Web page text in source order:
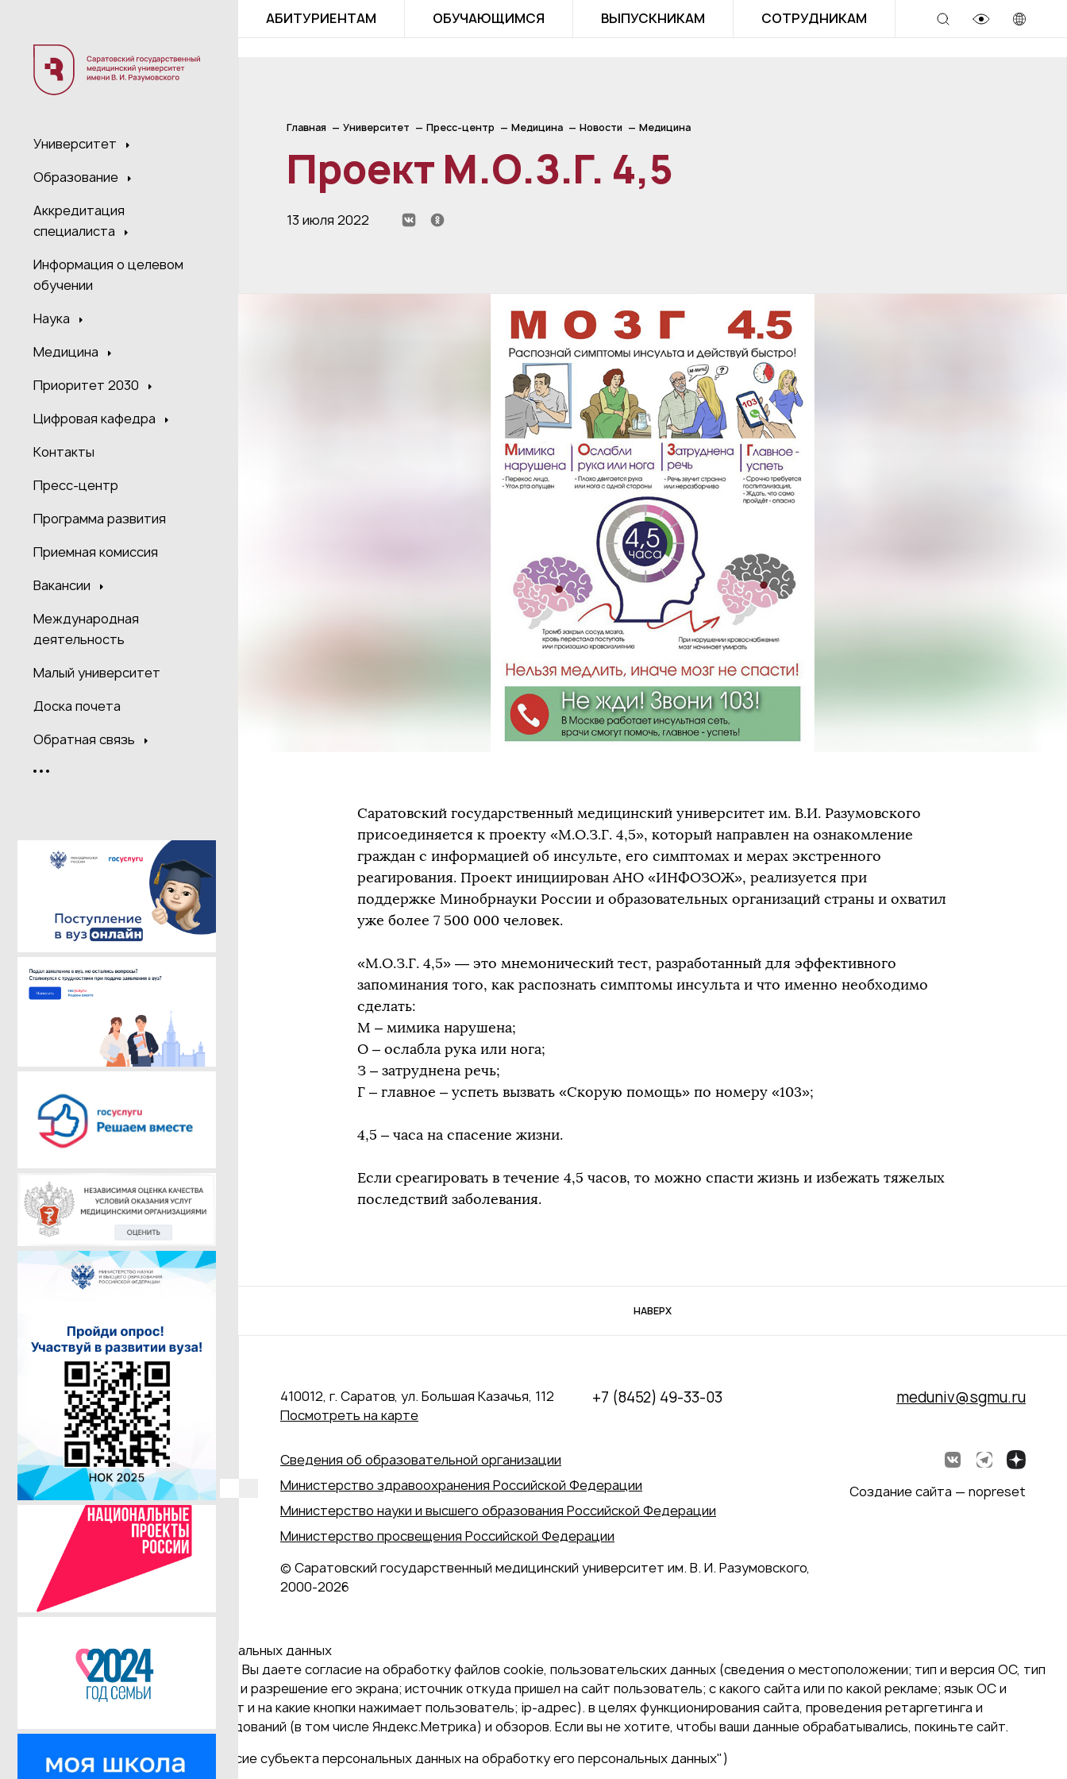
Университет
Образование
Аккредитация
специалиста
Информация о целевом
обучении
Наука
Медицина
Приоритет 2030
Цифровая кафедра
Контакты
Пресс-центр
Программа развития
Приемная комиссия
Вакансии
Международная
деятельность
Малый университет
Доска почета
Обратная связь
АБИТУРИЕНТАМ ОБУЧАЮЩИМСЯ ВЫПУСКНИКАМ СОТРУДНИКАМ
Главная Университет Пресс-центр Медицина Новости Медицина
Проект М.О.З.Г. 4,5
13 июля 2022
Саратовский государственный медицинский университет им. В.И. Разумовского
присоединяется к проекту «М.О.З.Г. 4,5», который направлен на ознакомление
граждан с информацией об инсульте, его симптомах и мерах экстренного
реагирования. Проект инициирован АНО «ИНФОЗОЖ», реализуется при
поддержке Минобрнауки России и образовательных организаций страны и охватил
уже более 7 500 000 человек.
«М.О.З.Г. 4,5» — это мнемонический тест, разработанный для эффективного
запоминания того, как распознать симптомы инсульта и что именно необходимо
сделать:
М – мимика нарушена;
О – ослабла рука или нога;
З – затруднена речь;
Г – главное – успеть вызвать «Скорую помощь» по номеру «103»;
4,5 – часа на спасение жизни.
Если среагировать в течение 4,5 часов, то можно спасти жизнь и избежать тяжелых
последствий заболевания.
НАВЕРХ
410012, г. Саратов, ул. Большая Казачья, 112
Посмотреть на карте
+7 (8452) 49-33-03 meduniv@sgmu.ru
Сведения об образовательной организации
Министерство здравоохранения Российской Федерации
Министерство науки и высшего образования Российской Федерации
Министерство просвещения Российской Федерации
© Саратовский государственный медицинский университет им. В. И. Разумовского,
2000‑2026
Создание сайта — nopreset
Даю согласие на обработку персональных данных
Продолжая использовать наш сайт, Вы даете согласие на обработку файлов cookie, пользовательских данных (сведения о местоположении; тип и версия ОС, тип
и версия Браузера; тип устройства и разрешение его экрана; источник откуда пришел на сайт пользователь; с какого сайта или по какой рекламе; язык ОС и
Браузер; какие страницы открывает и на какие кнопки нажимает пользователь; ip-адрес). в целях функционирования сайта, проведения ретаргетинга и
проведения статистических исследований (в том числе Яндекс.Метрика) и обзоров. Если вы не хотите, чтобы ваши данные обрабатывались, покиньте сайт.
(требование ФЗ №152 ч. (9) "Согласие субъекта персональных данных на обработку его персональных данных")